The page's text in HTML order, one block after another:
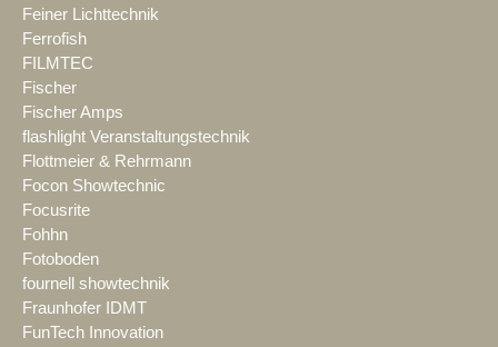
Feiner Lichttechnik
Ferrofish
FILMTEC
Fischer
Fischer Amps
flashlight Veranstaltungstechnik
Flottmeier & Rehrmann
Focon Showtechnic
Focusrite
Fohhn
Fotoboden
fournell showtechnik
Fraunhofer IDMT
FunTech Innovation